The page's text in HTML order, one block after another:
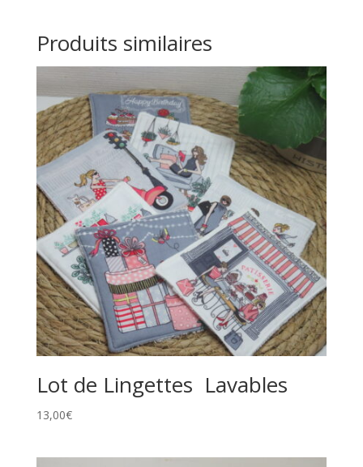
Produits similaires
Lot de Lingettes Lavables
13,00€